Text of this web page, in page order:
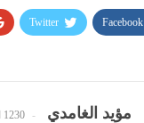
Facebook
Twitter
مؤيد الغامدي 1230 المشاركات